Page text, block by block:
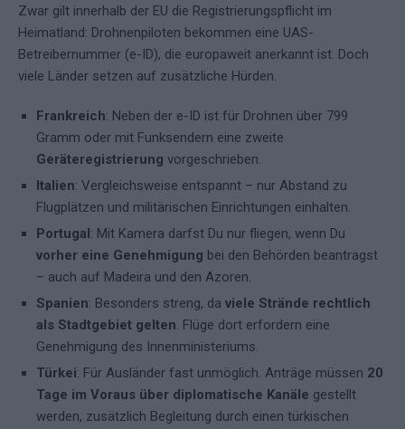
Zwar gilt innerhalb der EU die Registrierungspflicht im
Heimatland: Drohnenpiloten bekommen eine UAS-
Betreibernummer (e-ID), die europaweit anerkannt ist. Doch
viele Länder setzen auf zusätzliche Hürden.
Frankreich: Neben der e-ID ist für Drohnen über 799
Gramm oder mit Funksendern eine zweite
Geräteregistrierung vorgeschrieben.
Italien: Vergleichsweise entspannt – nur Abstand zu
Flugplätzen und militärischen Einrichtungen einhalten.
Portugal: Mit Kamera darfst Du nur fliegen, wenn Du
vorher eine Genehmigung bei den Behörden beantragst
– auch auf Madeira und den Azoren.
Spanien: Besonders streng, da viele Strände rechtlich
als Stadtgebiet gelten. Flüge dort erfordern eine
Genehmigung des Innenministeriums.
Türkei: Für Ausländer fast unmöglich. Anträge müssen 20
Tage im Voraus über diplomatische Kanäle gestellt
werden, zusätzlich Begleitung durch einen türkischen